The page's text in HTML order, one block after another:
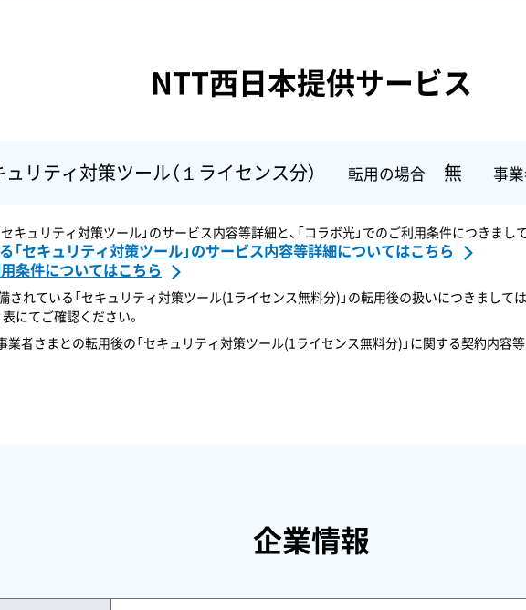
NTT西日本提供サービス
ュリティ対策ツール（１ライセンス分） 転用の場合 無 事
キュリティ対策ツール」のサービス内容等詳細と、「コラボ光」でのご利用条件につきまし
「セキュリティ対策ツール」のサービス内容等詳細についてはこちら
用条件についてはこちら
されている「セキュリティ対策ツール(1ライセンス無料分)」の転用後の扱いにつきまして
にてご確認ください。
者さまとの転用後の「セキュリティ対策ツール(1ライセンス無料分)」に関する契約内容
企業情報